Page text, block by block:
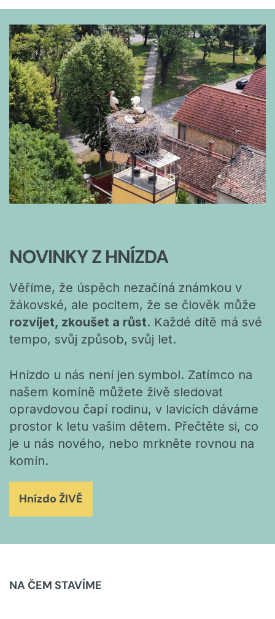
NOVINKY Z HNÍZDA
Věříme, že úspěch nezačíná známkou v
žákovské, ale pocitem, že se člověk může
rozvíjet, zkoušet a růst. Každé dítě má své
tempo, svůj způsob, svůj let.
Hnízdo u nás není jen symbol. Zatímco na
našem komíně můžete živě sledovat
opravdovou čapí rodinu, v lavicích dáváme
prostor k letu vašim dětem. Přečtěte si, co
je u nás nového, nebo mrkněte rovnou na
komín.
Hnízdo ŽIVĚ
NA ČEM STAVÍME